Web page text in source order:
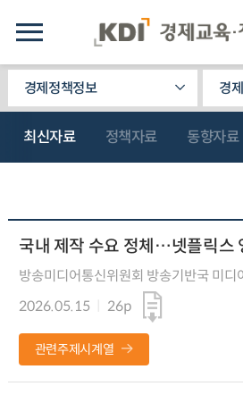
경제정책정보 경
최신자료 정책자료 동향자료
국내 제작 수요 정체…넷플릭스
방송미디어통신위원회 방송기반국 미디
2026.05.15
26p
관련주제시계열